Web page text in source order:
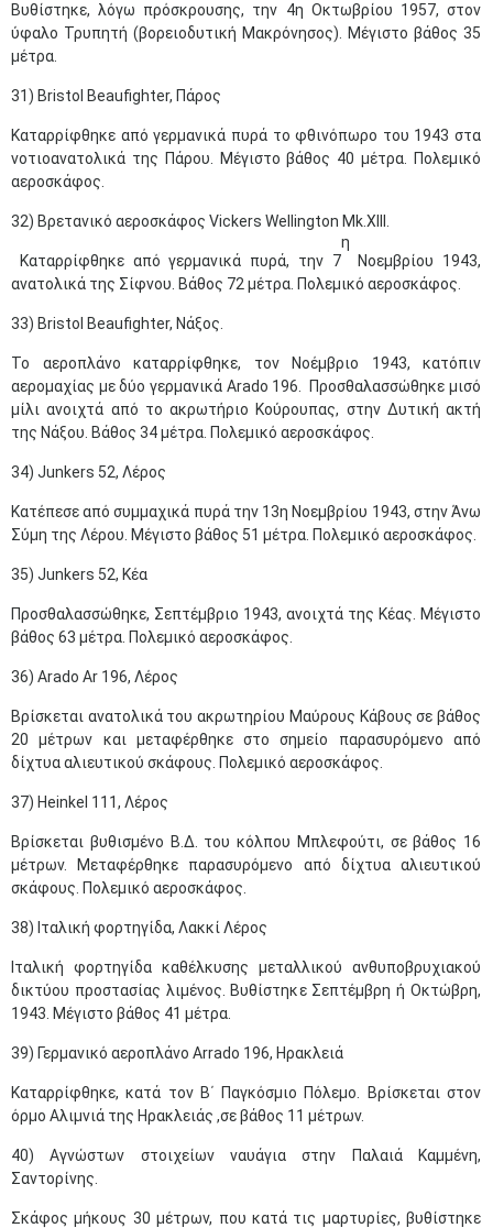
Βυθίστηκε, λόγω πρόσκρουσης, την 4η Οκτωβρίου 1957, στον
ύφαλο Τρυπητή (βορειοδυτική Μακρόνησος). Μέγιστο βάθος 35
μέτρα.
31) Bristol Beaufighter, Πάρος
Καταρρίφθηκε από γερμανικά πυρά το φθινόπωρο του 1943 στα
νοτιοανατολικά της Πάρου. Μέγιστο βάθος 40 μέτρα. Πολεμικό
αεροσκάφος.
32) Βρετανικό αεροσκάφος Vickers Wellington Mk.XIIΙ.
Καταρρίφθηκε από γερμανικά πυρά, την 7
η
Νοεμβρίου 1943,
ανατολικά της Σίφνου. Βάθος 72 μέτρα. Πολεμικό αεροσκάφος.
33) Bristol Beaufighter, Νάξος.
Το αεροπλάνο καταρρίφθηκε, τον Νοέμβριο 1943, κατόπιν
αερομαχίας με δύο γερμανικά Arado 196. Προσθαλασσώθηκε μισό
μίλι ανοιχτά από το ακρωτήριο Κούρουπας, στην Δυτική ακτή
της Νάξου. Βάθος 34 μέτρα. Πολεμικό αεροσκάφος.
34) Junkers 52, Λέρος
Κατέπεσε από συμμαχικά πυρά την 13η Νοεμβρίου 1943, στην Άνω
Σύμη της Λέρου. Μέγιστο βάθος 51 μέτρα. Πολεμικό αεροσκάφος.
35) Junkers 52, Κέα
Προσθαλασσώθηκε, Σεπτέμβριο 1943, ανοιχτά της Κέας. Μέγιστο
βάθος 63 μέτρα. Πολεμικό αεροσκάφος.
36) Arado Ar 196, Λέρος
Βρίσκεται ανατολικά του ακρωτηρίου Μαύρους Κάβους σε βάθος
20 μέτρων και μεταφέρθηκε στο σημείο παρασυρόμενο από
δίχτυα αλιευτικού σκάφους. Πολεμικό αεροσκάφος.
37) Heinkel 111, Λέρος
Βρίσκεται βυθισμένο Β.Δ. του κόλπου Μπλεφούτι, σε βάθος 16
μέτρων. Μεταφέρθηκε παρασυρόμενο από δίχτυα αλιευτικού
σκάφους. Πολεμικό αεροσκάφος.
38) Ιταλική φορτηγίδα, Λακκί Λέρος
Ιταλική φορτηγίδα καθέλκυσης μεταλλικού ανθυποβρυχιακού
δικτύου προστασίας λιμένος. Βυθίστηκε Σεπτέμβρη ή Οκτώβρη,
1943. Μέγιστο βάθος 41 μέτρα.
39) Γερμανικό αεροπλάνο Arrado 196, Ηρακλειά
Καταρρίφθηκε, κατά τον Β΄ Παγκόσμιο Πόλεμο. Βρίσκεται στον
όρμο Αλιμνιά της Ηρακλειάς ,σε βάθος 11 μέτρων.
40) Αγνώστων στοιχείων ναυάγια στην Παλαιά Καμμένη,
Σαντορίνης.
Σκάφος μήκους 30 μέτρων, που κατά τις μαρτυρίες, βυθίστηκε